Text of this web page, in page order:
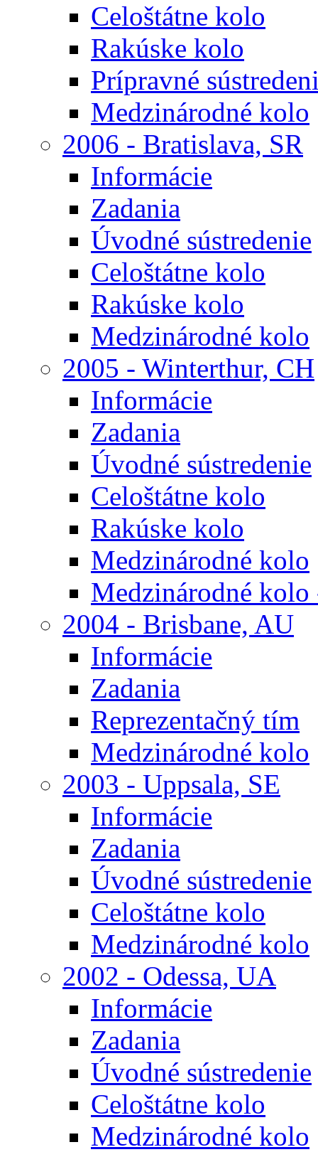
Celoštátne kolo
Rakúske kolo
Prípravné
Medzinárodné kolo
2006 - Bratislava, SR
Informácie
Zadania
Úvodné sústredenie
Celoštátne kolo
Rakúske kolo
Medzinárodné kolo
2005 - Winterthur, CH
Informácie
Zadania
Úvodné sústredenie
Celoštátne kolo
Rakúske kolo
Medzinárodné kolo
Medzinárodné kolo
2004 - Brisbane, AU
Informácie
Zadania
Reprezentačný tím
Medzinárodné kolo
2003 - Uppsala, SE
Informácie
Zadania
Úvodné sústredenie
Celoštátne kolo
Medzinárodné kolo
2002 - Odessa, UA
Informácie
Zadania
Úvodné sústredenie
Celoštátne kolo
Medzinárodné kolo